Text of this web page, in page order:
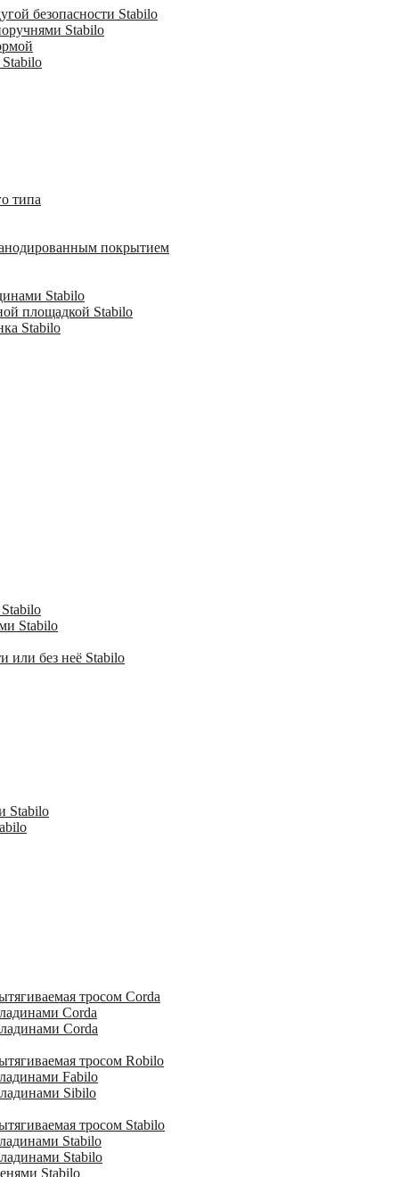
безопасности Stabilo
Stabilo
типа
покрытием
Stabilo
площадкой Stabilo
Stabilo
Stabilo
или без неё Stabilo
Stabilo
тросом Corda
Corda
Corda
тросом Robilo
Fabilo
Sibilo
тросом Stabilo
Stabilo
Stabilo
Stabilo